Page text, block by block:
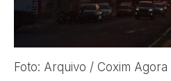
Foto: Arquivo / Coxim Agora